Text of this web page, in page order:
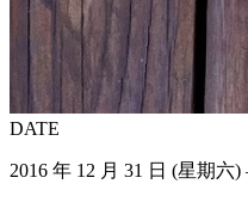
DATE
2016 年 12 月 31 日 (星期六